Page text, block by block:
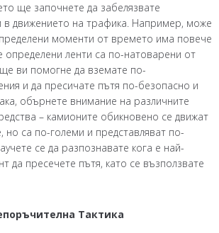
ще започнете да забелязвате
в движението на трафика. Например, може
моменти от времето има повече
определени ленти са по-натоварени от
ви помогне да вземате по-
и да пресичате пътя по-безопасно и
обърнете внимание на различните
– камионите обикновено се движат
но са по-големи и представляват по-
се да разпознавате кога е най-
да пресечете пътя, като се възползвате
Тактика